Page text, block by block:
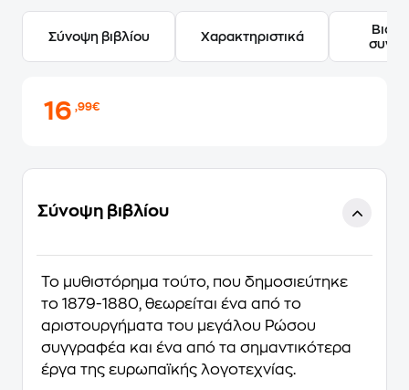
Σύνοψη βιβλίου Χαρακτηριστικά
16,99€
Σύνοψη βιβλίου
Το μυθιστόρημα τούτο, που δημοσιεύτηκε
το 1879-1880, θεωρείται ένα από το
αριστουργήματα του μεγάλου Ρώσου
συγγραφέα και ένα από τα σημαντικότερα
έργα της ευρωπαϊκής λογοτεχνίας.